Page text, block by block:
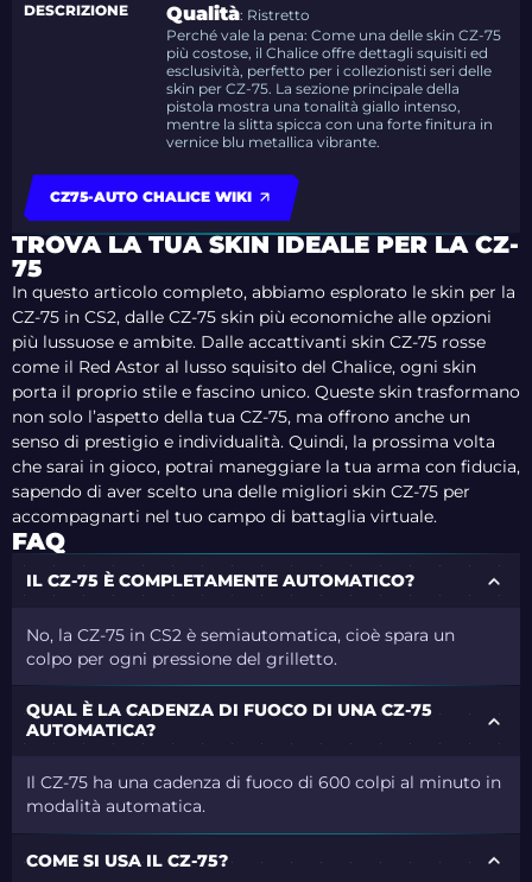
DESCRIZIONE
Qualità: Ristretto
Perché vale la pena: Come una delle skin CZ-75
più costose, il Chalice offre dettagli squisiti ed
esclusività, perfetto per i collezionisti seri delle
skin per CZ-75. La sezione principale della
pistola mostra una tonalità giallo intenso,
mentre la slitta spicca con una forte finitura in
vernice blu metallica vibrante.
CZ75-AUTO CHALICE WIKI
TROVA LA TUA SKIN IDEALE PER LA CZ-
75
In questo articolo completo, abbiamo esplorato le skin per la
CZ-75 in CS2, dalle CZ-75 skin più economiche alle opzioni
più lussuose e ambite. Dalle accattivanti skin CZ-75 rosse
come il Red Astor al lusso squisito del Chalice, ogni skin
porta il proprio stile e fascino unico. Queste skin trasformano
non solo l’aspetto della tua CZ-75, ma offrono anche un
senso di prestigio e individualità. Quindi, la prossima volta
che sarai in gioco, potrai maneggiare la tua arma con fiducia,
sapendo di aver scelto una delle migliori skin CZ-75 per
accompagnarti nel tuo campo di battaglia virtuale.
FAQ
IL CZ-75 È COMPLETAMENTE AUTOMATICO?
No, la CZ-75 in CS2 è semiautomatica, cioè spara un
colpo per ogni pressione del grilletto.
QUAL È LA CADENZA DI FUOCO DI UNA CZ-75
AUTOMATICA?
Il CZ-75 ha una cadenza di fuoco di 600 colpi al minuto in
modalità automatica.
COME SI USA IL CZ-75?